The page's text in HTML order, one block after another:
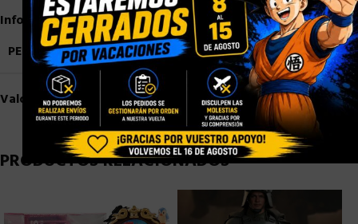
Información adicional
PESO
3,5 kg
Valoraciones (0)
PRODUCTOS RELACIONADOS